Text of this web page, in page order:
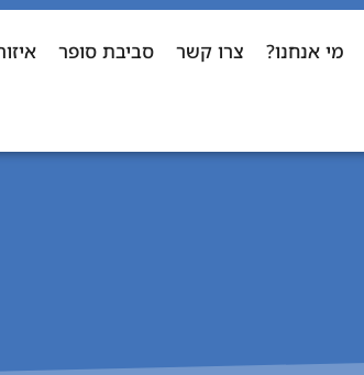
מי אנחנו? צרו קשר סביבת סופר